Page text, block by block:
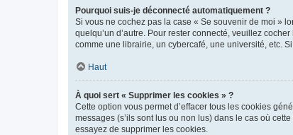
Pourquoi suis-je déconnecté automatiquement ?
Si vous ne cochez pas la case « Se souvenir de moi »
quelqu’un d’autre. Pour rester connecté, veuillez
comme une librairie, un cybercafé, une université, etc.
Haut
À quoi sert « Supprimer les cookies » ?
Cette option vous permet d’effacer tous les cookies
messages (s’ils sont lus ou non lus) dans le cas où
essayez de supprimer les cookies.